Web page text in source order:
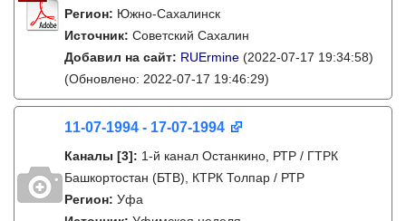
Регион: Южно-Сахалинск
Источник: Советский Сахалин
Добавил на сайт: RUErmine (2022-07-17 19:34:58)
(Обновлено: 2022-07-17 19:46:29)
11-07-1994 - 17-07-1994
Каналы [3]: 1-й канал Останкино, РТР / ГТРК
Башкортостан (БТВ), КТРК Толпар / РТР
Регион: Уфа